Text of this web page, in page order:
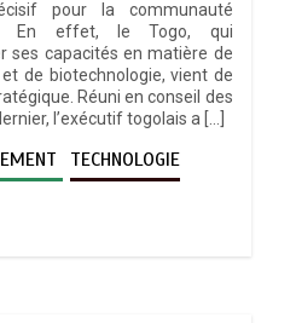
pour la communauté
En effet, le Togo, qui
ses capacités en matière de
de biotechnologie, vient de
Réuni en conseil des
l’exécutif togolais a […]
TECHNOLOGIE